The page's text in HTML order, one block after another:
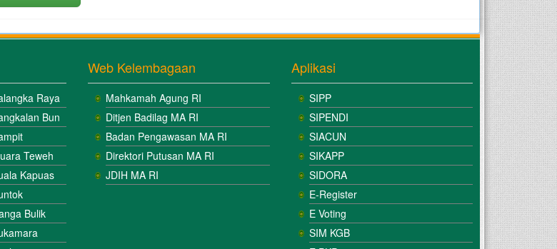
Raya
Bun
Teweh
Kapuas
Bulik
Web Kelembagaan
Mahkamah Agung RI
Ditjen Badilag MA RI
Badan Pengawasan MA RI
Direktori Putusan MA RI
JDIH MA RI
Aplikasi
SIPP
SIPENDI
SIACUN
SIKAPP
SIDORA
E-Register
E Voting
SIM KGB